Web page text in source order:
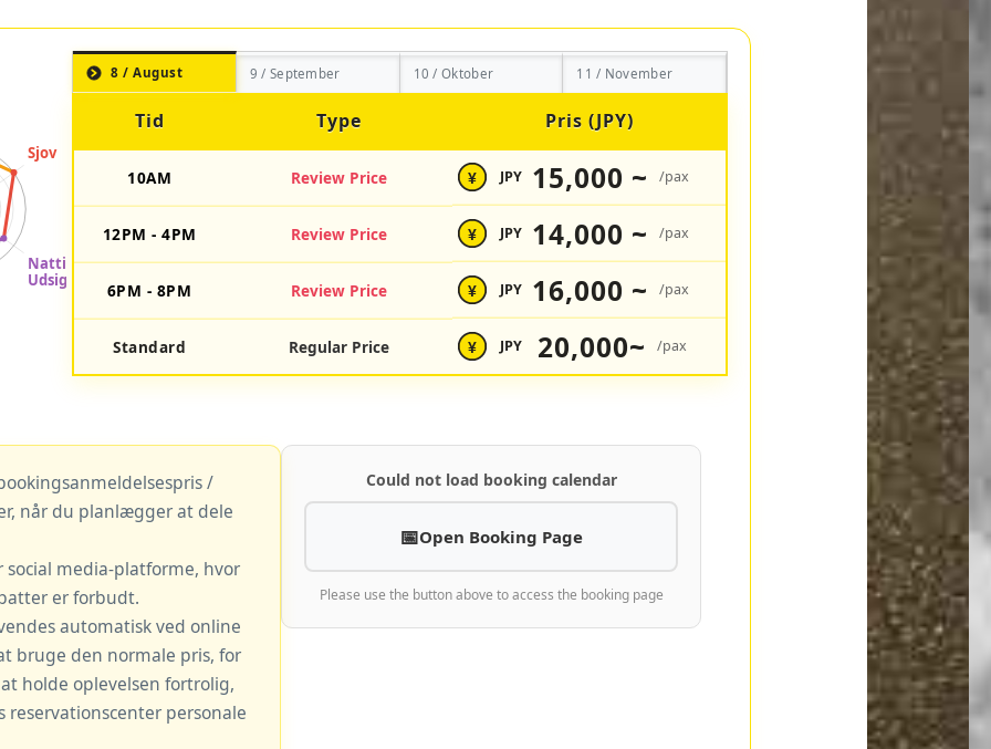
8 / August 9 / September 10 / Oktober 11 / November
Tid Type Pris (JPY)
10AM Review Price ¥ JPY 15,000 ~ /pax
12PM - 4PM Review Price ¥ JPY 14,000 ~ /pax
6PM - 8PM Review Price ¥ JPY 16,000 ~ /pax
Standard Regular Price ¥ JPY 20,000~ /pax
/
når du planlægger at dele
media-platforme, hvor
er forbudt.
automatisk ved online
bruge den normale pris, for
holde oplevelsen fortrolig,
reservationscenter personale
Could not load booking calendar
Open Booking Page
Please use the button above to access the booking page